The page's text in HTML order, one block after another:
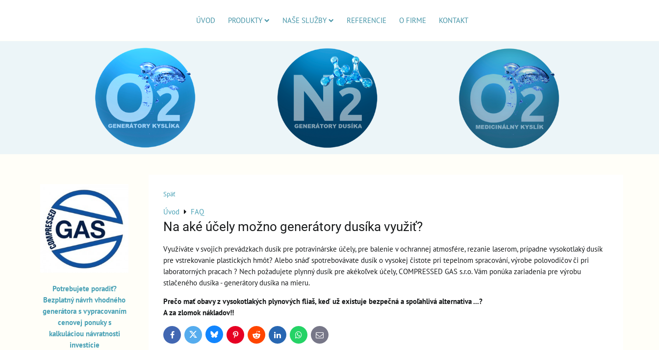
ÚVOD PRODUKTY NAŠE SLUŽBY REFERENCIE O FIRME KONTAKT
Späť
Úvod FAQ
Na aké účely možno generátory dusíka využiť?
Využíváte v svojich prevádzkach dusík pre potravinárske účely, pre balenie v ochrannej atmosfére, rezanie laserom, prípadne vysokotlaký dusík
pre vstrekovanie plastických hmôt? Alebo snáď spotrebovávate dusík o vysokej čistote pri tepelnom spracování, výrobe polovodičov či pri
laboratorných pracach ? Nech požadujete plynný dusík pre akékoľvek účely, COMPRESSED GAS s.r.o. Vám ponúka zariadenia pre výrobu
stlačeného dusíka - generátory dusíka na mieru.
Prečo mať obavy z vysokotlakých plynových fliaš, keď už existuje bezpečná a spoľahlivá alternativa ...?
A za zlomok nákladov!!
FacebookTwitter BlueskyPinterestReddit LinkedInWhatsApp
E-
mail
Potrebujete poradiť?
Bezplatný návrh vhodného
generátora s vypracovaním
cenovej ponuky s
kalkuláciou návratnosti
investície